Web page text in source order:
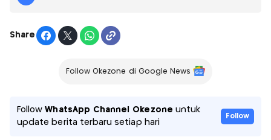
Share
Follow Okezone di Google News
FollowWhatsApp Channel Okezone untuk
update berita terbaru setiap hari
Follow